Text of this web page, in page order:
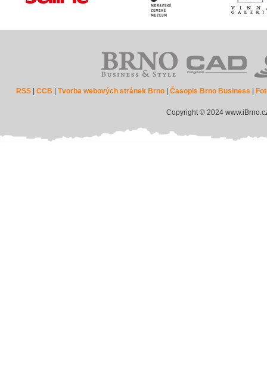
RSS |CCB |Tvorba webových stránek Brno |Časopis Brno Business
Copyright © 2024